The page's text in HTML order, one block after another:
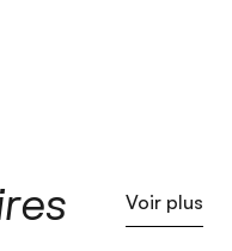
Voir plus